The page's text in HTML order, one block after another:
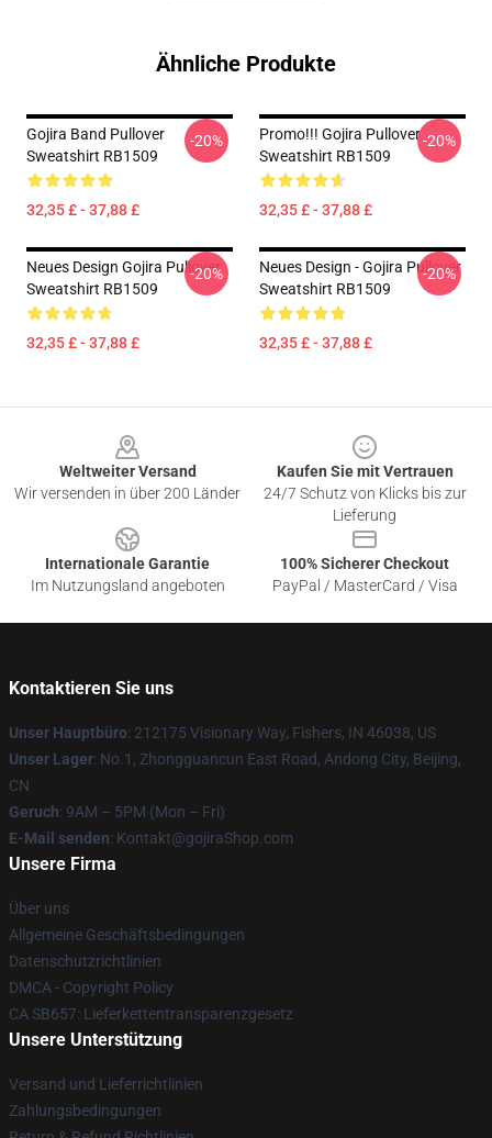
Ähnliche Produkte
Gojira Band Pullover
Sweatshirt RB1509
32,35 £ - 37,88 £
-20%
Promo!!! Gojira Pullover
Sweatshirt RB1509
32,35 £ - 37,88 £
-20%
Neues Design Gojira Pullover
Sweatshirt RB1509
32,35 £ - 37,88 £
-20%
Neues Design - Gojira Pullover
Sweatshirt RB1509
32,35 £ - 37,88 £
-20%
Weltweiter Versand
Wir versenden in über 200 Länder
Kaufen Sie mit Vertrauen
24/7 Schutz von Klicks bis zur
Lieferung
Internationale Garantie
Im Nutzungsland angeboten
100% Sicherer Checkout
PayPal / MasterCard / Visa
Kontaktieren Sie uns
Unser Hauptbüro: 212175 Visionary Way, Fishers, IN 46038, US
Unser Lager: No.1, Zhongguancun East Road, Andong City, Beijing,
CN
Geruch: 9AM – 5PM (Mon – Fri)
E-Mail senden: Kontakt@gojiraShop.com
Unsere Firma
Über uns
Allgemeine Geschäftsbedingungen
Datenschutzrichtlinien
DMCA - Copyright Policy
CA SB657: Lieferkettentransparenzgesetz
Unsere Unterstützung
Versand und Lieferrichtlinien
Zahlungsbedingungen